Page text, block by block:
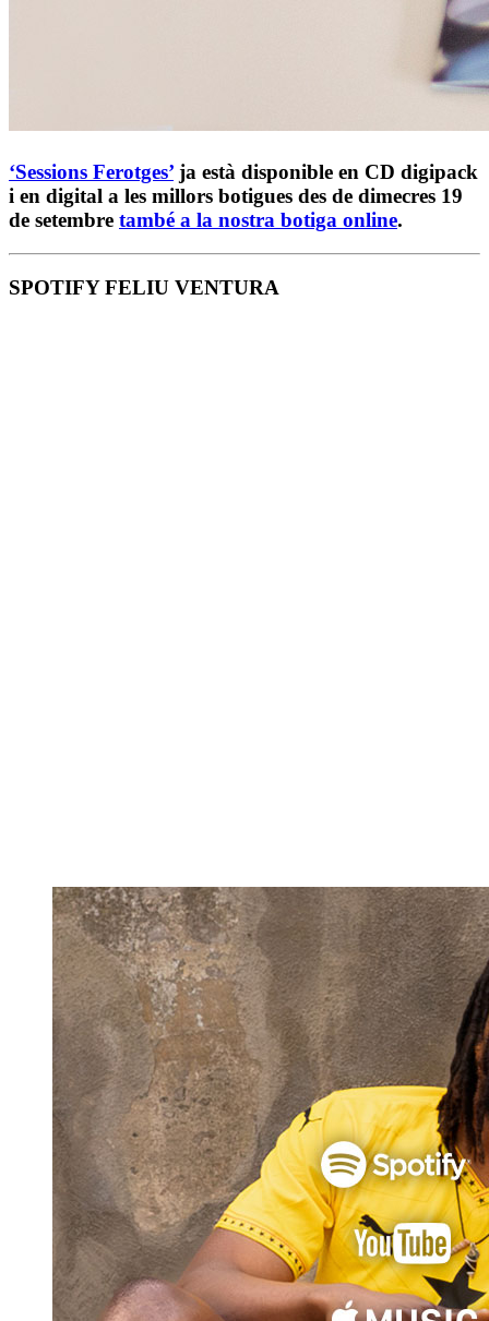
‘Sessions Ferotges’ ja està disponible en CD digipack
i en digital a les millors botigues des de dimecres 19
de setembre també a la nostra botiga online.
SPOTIFY FELIU VENTURA